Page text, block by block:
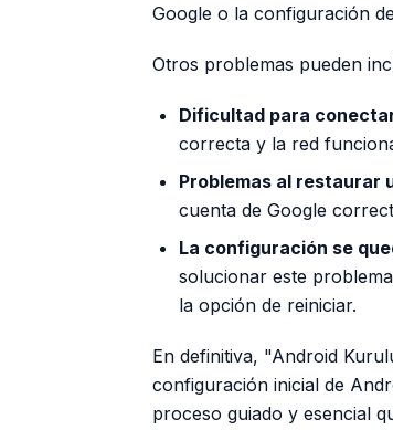
Google o la configuración
Otros problemas pueden
Dificultad para
correcta y la red
Problemas al restaurar
cuenta de Google
La configuración se
solucionar este
la opción de reiniciar.
En definitiva, "Android
configuración inicial de
proceso guiado y esencial